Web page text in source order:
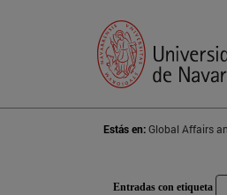
Estás en:Global Affairs
Entradas con etiqueta